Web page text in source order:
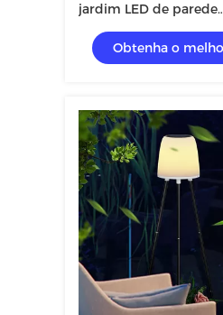
jardim LED de parede
59*55.4*42.5cm IP54
Obtenha o